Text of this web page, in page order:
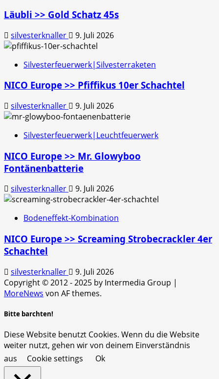
Läubli >> Gold Schatz 45s
silvesterknaller 9. Juli 2026
Silvesterfeuerwerk|Silvesterraketen
NICO Europe >> Pfiffikus 10er Schachtel
silvesterknaller 9. Juli 2026
Silvesterfeuerwerk|Leuchtfeuerwerk
NICO Europe >> Mr. Glowyboo
Fontänenbatterie
silvesterknaller 9. Juli 2026
Bodeneffekt-Kombination
NICO Europe >> Screaming Strobecrackler 4er
Schachtel
silvesterknaller
9. Juli 2026
Copyright © 2012 - 2025 by Intermedia Group |
MoreNews von AF themes.
Bitte barchten!
Diese Website benutzt Cookies. Wenn du die Website
weiter nutzt, gehen wir von deinem Einverständnis
aus
Cookie settings Ok